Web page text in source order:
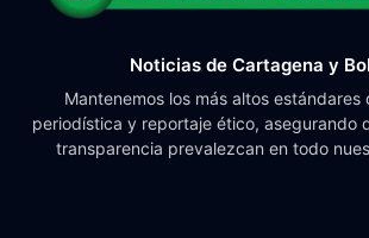
Noticias de Cartagena y
Mantenemos los más altos estándares
periodística y reportaje ético, asegurando
transparencia prevalezcan en todo